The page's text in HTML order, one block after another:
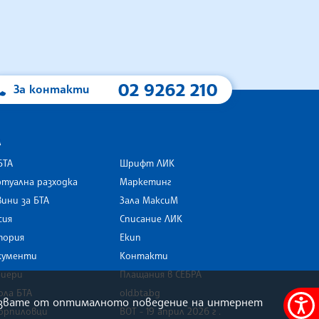
Меню
За контакти 02 9262 210
разходка
за БТА
БТА
Шрифт ЛИК
Маркетинг
Зала МаксиМ
Списание ЛИК
Екип
Контакти
Плащания в СЕБРА
old.bta.bg
ВОТ - 19 април 2026 г .
от оптималното поведение на интернет